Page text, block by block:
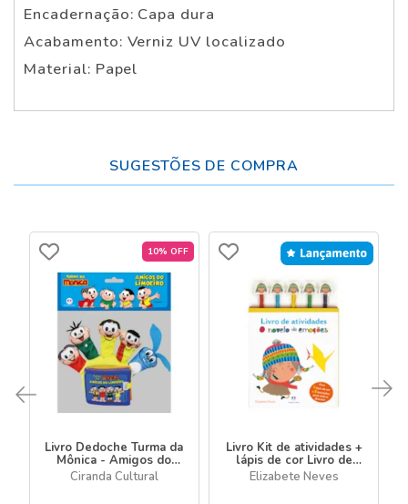
Encadernação: Capa dura
Acabamento: Verniz UV localizado
Material: Papel
SUGESTÕES DE COMPRA
10% OFF
Livro Dedoche Turma da
Mônica - Amigos do
limoeiro
Ciranda Cultural
Livro Kit de atividades +
lápis de cor Livro de
atividades o novelo de
Elizabete Neves